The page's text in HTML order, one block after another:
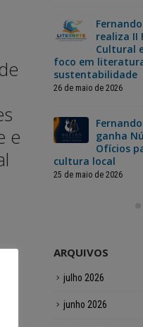
e
Fernando
realiza II
Literário
Artístico
literatura,
Leia mais
dos
realiza II
Cultural
foco em
sustentabilidade
26 de maio de 2026
ganha
Ofícios
cultura local
25 de maio de 2026
ARQUIVOS
julho 2026
junho 2026